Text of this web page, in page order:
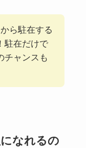
ら駐在する
駐在だけで
チャンスも
なれるの